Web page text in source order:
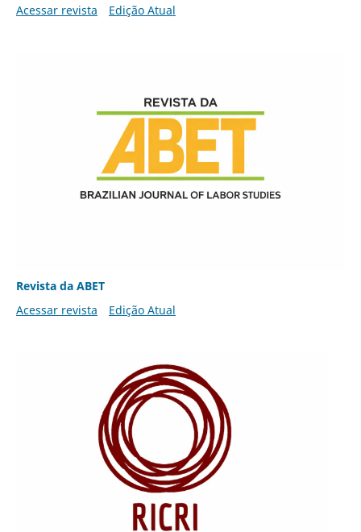
Acessar revista Edição Atual
Revista da ABET
Acessar revista
Edição Atual